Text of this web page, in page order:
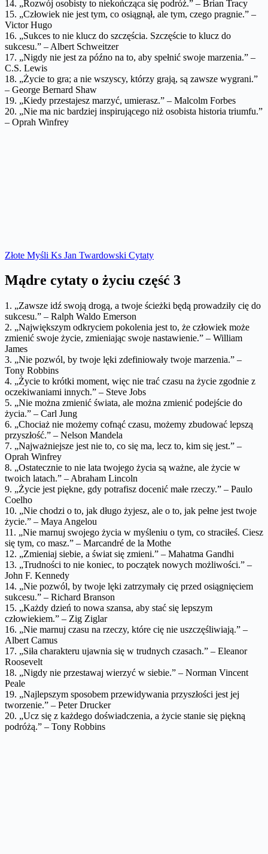
14. „Rozwój osobisty to niekończąca się podróż.” – Brian Tracy
15. „Człowiek nie jest tym, co osiągnął, ale tym, czego pragnie.” –
Victor Hugo
16. „Sukces to nie klucz do szczęścia. Szczęście to klucz do
sukcesu.” – Albert Schweitzer
17. „Nigdy nie jest za późno na to, aby spełnić swoje marzenia.” –
C.S. Lewis
18. „Życie to gra; a nie wszyscy, którzy grają, są zawsze wygrani.”
– George Bernard Shaw
19. „Kiedy przestajesz marzyć, umierasz.” – Malcolm Forbes
20. „Nie ma nic bardziej inspirującego niż osobista historia triumfu.”
– Oprah Winfrey
Złote Myśli Ks Jan Twardowski Cytaty
Mądre cytaty o życiu część 3
1. „Zawsze idź swoją drogą, a twoje ścieżki będą prowadziły cię do
sukcesu.” – Ralph Waldo Emerson
2. „Największym odkryciem pokolenia jest to, że człowiek może
zmienić swoje życie, zmieniając swoje nastawienie.” – William
James
3. „Nie pozwól, by twoje lęki zdefiniowały twoje marzenia.” –
Tony Robbins
4. „Życie to krótki moment, więc nie trać czasu na życie zgodnie z
oczekiwaniami innych.” – Steve Jobs
5. „Nie można zmienić świata, ale można zmienić podejście do
życia.” – Carl Jung
6. „Chociaż nie możemy cofnąć czasu, możemy zbudować lepszą
przyszłość.” – Nelson Mandela
7. „Najważniejsze jest nie to, co się ma, lecz to, kim się jest.” –
Oprah Winfrey
8. „Ostatecznie to nie lata twojego życia są ważne, ale życie w
twoich latach.” – Abraham Lincoln
9. „Życie jest piękne, gdy potrafisz docenić małe rzeczy.” – Paulo
Coelho
10. „Nie chodzi o to, jak długo żyjesz, ale o to, jak pełne jest twoje
życie.” – Maya Angelou
11. „Nie marnuj swojego życia w myśleniu o tym, co straciłeś. Ciesz
się tym, co masz.” – Marcandré de la Mothe
12. „Zmieniaj siebie, a świat się zmieni.” – Mahatma Gandhi
13. „Trudności to nie koniec, to początek nowych możliwości.” –
John F. Kennedy
14. „Nie pozwól, by twoje lęki zatrzymały cię przed osiągnięciem
sukcesu.” – Richard Branson
15. „Każdy dzień to nowa szansa, aby stać się lepszym
człowiekiem.” – Zig Ziglar
16. „Nie marnuj czasu na rzeczy, które cię nie uszczęśliwiają.” –
Albert Camus
17. „Siła charakteru ujawnia się w trudnych czasach.” – Eleanor
Roosevelt
18. „Nigdy nie przestawaj wierzyć w siebie.” – Norman Vincent
Peale
19. „Najlepszym sposobem przewidywania przyszłości jest jej
tworzenie.” – Peter Drucker
20. „Ucz się z każdego doświadczenia, a życie stanie się piękną
podróżą.” – Tony Robbins